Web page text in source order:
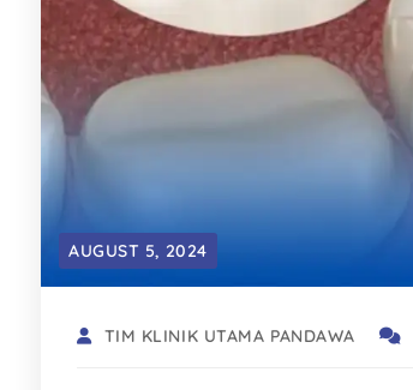
AUGUST 5, 2024
TIM KLINIK UTAMA PANDAWA